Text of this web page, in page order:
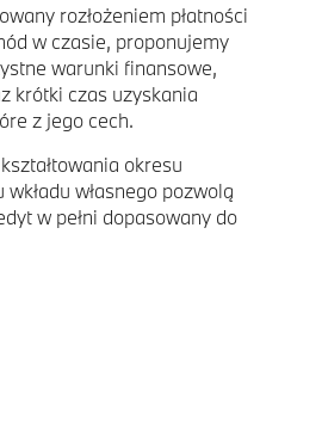
rozłożeniem płatności
w czasie, proponujemy
warunki finansowe,
krótki czas uzyskania
z jego cech.
okresu
własnego pozwolą
w pełni dopasowany do